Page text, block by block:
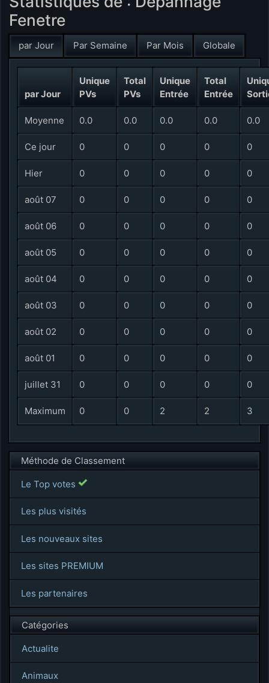
Fenetre
par Jour Par Semaine Par Mois Globale
par Jour
Unique
PVs
Total
PVs
Unique
Entrée
Total
Entrée
Moyenne 0.0 0.0 0.0 0.0 0.0
Ce jour 0 0 0 0 0
Hier 0 0 0 0 0
août 07 0 0 0 0 0
août 06 0 0 0 0 0
août 05 0 0 0 0 0
août 04 0 0 0 0 0
août 03 0 0 0 0 0
août 02 0 0 0 0 0
août 01 0 0 0 0 0
juillet 31 0 0 0 0 0
Maximum 0 0 2 2 3
Méthode de Classement
Le Top votes
Les plus visités
Les nouveaux sites
Les sites PREMIUM
Les partenaires
Catégories
Actualite
Animaux